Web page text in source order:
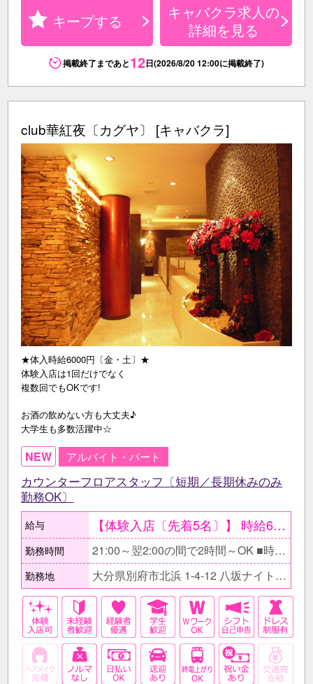
キープする
キャバクラ求人の
詳細を見る
掲載終了まであと12日(2026/8/20 12:00に掲載終了)
club華紅夜〔カグヤ〕 [キャバクラ]
★体入時給6000円〔金・土〕★
体験入店は1回だけでなく
複数回でもOKです!
お酒の飲めない方も大丈夫♪
大学生も多数活躍中☆
NEW アルバイト・パート
カウンターフロアスタッフ〔短期／長期休みのみ
勤務OK〕
給与 【体験入店〔先着5名〕】 時給6000円〔金曜・土曜〕 時給5000円〔平日〕 ●最低保証日給2万円。 ○体験入店は複数回OK。 ●当日全額現金支給。 【在籍後】 時給2500円以上＋各種高額バック有 〇同伴･指名バック100％、 ドリンク・ボトルキープバック30% 【月収例】 ≪長期休みの間だけ勤務の学生さん≫ 時給2500円×1日3h×週3日 =月収9万円+各種高額バック!
勤務時間 21:00～翌2:00の間で2時間～OK ■時間帯はお気軽にご相談下さい。 □自分の生活スタイルを優先できるので気軽に働けますよ♪ ■フルタイムでガッツリ稼ぎたい方もOK！
勤務地 大分県別府市北浜 1-4-12 八坂ナイトタウンビル1F